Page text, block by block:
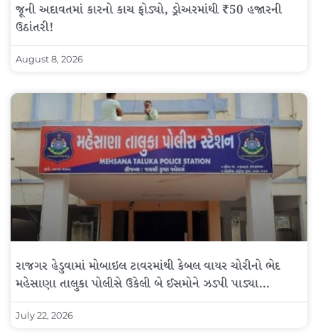
જૂની અદાવતમાં કારનો કાચ ફોડ્યો, ડ્રોઅરમાંથી ₹50 હજારની
ઉઠાંતરી!
August 8, 2026
રાજગર હેડુવામાં મોબાઇલ ટાવરમાંથી કેબલ વાયર ચોરીનો ભેદ
મહેસાણા તાલુકા પોલીસે ઉકેલી બે ઈસમોને ઝડપી પાડ્યા…
July 22, 2026